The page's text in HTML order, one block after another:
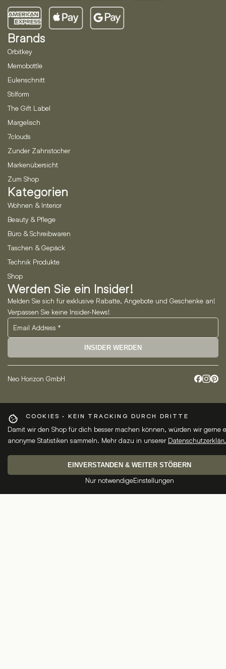
Brands
Orbitkey
Memobottle
Eulenschnitt
Stilform
The Gift Label
Margelisch
7clouds
Zunder Zahnstocher
Markenübersicht
Zum Shop
Kategorien
Wohnen & Interior
Beauty & Pflege
Büro & Schreibwaren
Taschen & Gepäck
Technik Produkte
Shop
Werden Sie ein Insider!
Melden Sie sich für exklusive Rabatte, Angebote und Geschenke an!
Verpassen Sie keine Insider-News!
INSIDER WERDEN
Neo Horizon GmbH
COOKIES · KEIN TRACKING DURCH DRITTE
Damit wir den Shop für dich besser machen können, würden wir gerne
anonyme Statistiken sammeln. Mehr dazu in unserer
Nur notwendigeEinstellungen
EINVERSTANDEN & WEITER STÖBERN